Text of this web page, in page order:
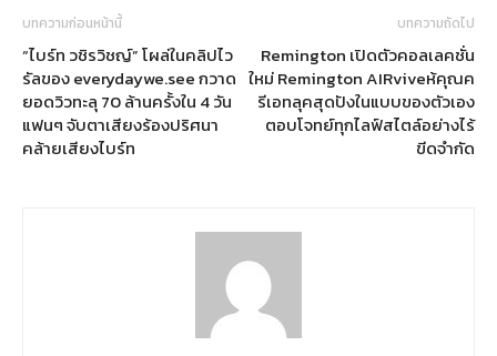
บทความก่อนหน้านี้
“ไบร์ท วชิรวิชญ์” โผล่ในคลิปไว
รัลของ everydaywe.see กวาด
ยอดวิวทะลุ 70 ล้านครั้งใน 4 วัน
แฟนๆ จับตาเสียงร้องปริศนา
คล้ายเสียงไบร์ท
บทความถัดไป
Remington เปิดตัวคอลเลคชั่น
ใหม่ Remington AIRviveห้คุณค
รีเอทลุคสุดปังในแบบของตัวเอง
ตอบโจทย์ทุกไลฟ์สไตล์อย่างไร้
ขีดจำกัด